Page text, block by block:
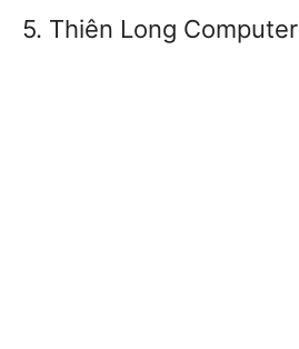
5. Thiên Long Computer